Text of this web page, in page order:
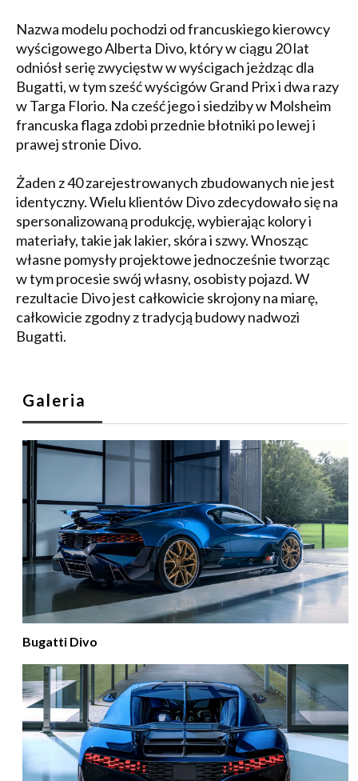
Nazwa modelu pochodzi od francuskiego kierowcy
wyścigowego Alberta Divo, który w ciągu 20 lat
odniósł serię zwycięstw w wyścigach jeżdząc dla
Bugatti, w tym sześć wyścigów Grand Prix i dwa razy
w Targa Florio. Na cześć jego i siedziby w Molsheim
francuska flaga zdobi przednie błotniki po lewej i
prawej stronie Divo.
Żaden z 40 zarejestrowanych zbudowanych nie jest
identyczny. Wielu klientów Divo zdecydowało się na
spersonalizowaną produkcję, wybierając kolory i
materiały, takie jak lakier, skóra i szwy. Wnosząc
własne pomysły projektowe jednocześnie tworząc
w tym procesie swój własny, osobisty pojazd. W
rezultacie Divo jest całkowicie skrojony na miarę,
całkowicie zgodny z tradycją budowy nadwozi
Bugatti.
Galeria
Bugatti Divo